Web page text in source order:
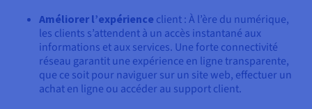
Améliorer l’expérience client : À l’ère du numérique,
les clients s’attendent à un accès instantané aux
informations et aux services. Une forte connectivité
réseau garantit une expérience en ligne transparente,
que ce soit pour naviguer sur un site web, effectuer un
achat en ligne ou accéder au support client.